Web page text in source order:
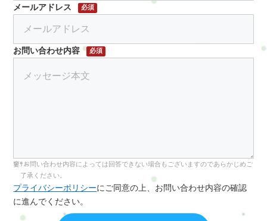
メールアドレス 必須
お問い合わせ内容 必須
お問い合わせ内容によっては回答できない場合もございますのであらかじめご
了承ください。
プライバシーポリシーにご同意の上、お問い合わせ内容の確認
に進んでください。